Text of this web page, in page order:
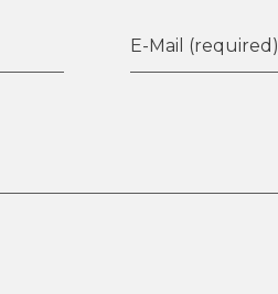
E-Mail (required)